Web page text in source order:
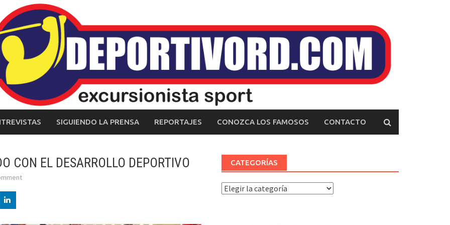
SIGUIENDO LA PRENSA REPORTAJES CONOZCA LOS FAMOSOS CONTACTO
CON EL DESARROLLO DEPORTIVO CATEGORÍAS
Categorías